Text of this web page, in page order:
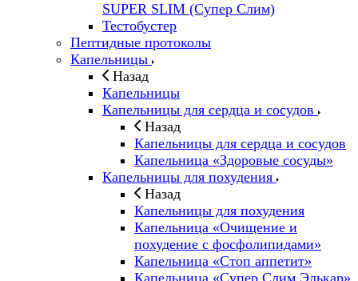
SUPER SLIM (Супер Слим)
Тестобустер
Пептидные протоколы
Капельницы
Назад
Капельницы
Капельницы для сердца и сосудов
Назад
Капельницы для сердца и сосудов
Капельница «Здоровые сосуды»
Капельницы для похудения
Назад
Капельницы для похудения
Капельница «Очищение и
похудение с фосфолипидами»
Капельница «Стоп аппетит»
Капельница «Супер Слим Элькар»